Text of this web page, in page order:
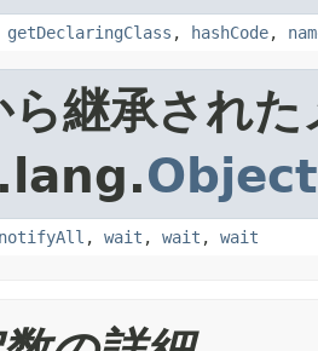
getDeclaringClass , hashCode,
ら継承された
Object
notifyAll , wait , wait , wait